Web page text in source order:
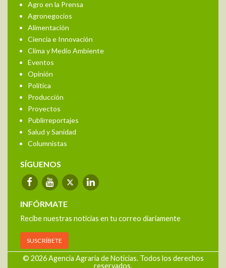
Agro en la Prensa
Agronegocios
Alimentación
Ciencia e Innovación
Clima y Medio Ambiente
Eventos
Opinión
Política
Producción
Proyectos
Publirreportajes
Salud y Sanidad
Columnistas
SÍGUENOS
INFÓRMATE
Recibe nuestras noticias en tu correo diariamente
SUSCRÍBETE
© 2026 Agencia Agraria de Noticias. Todos los derechos